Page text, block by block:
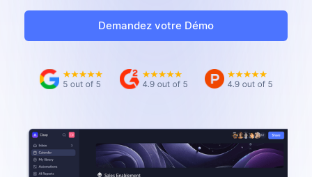
Demandez votre Démo